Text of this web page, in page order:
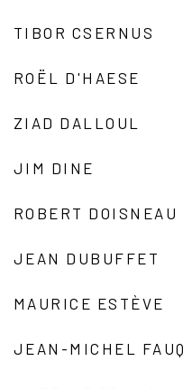
TIBOR CSERNUS
ROËL D'HAESE
ZIAD DALLOUL
JIM DINE
ROBERT DOISNEAU
JEAN DUBUFFET
MAURICE ESTÈVE
JEAN-MICHEL